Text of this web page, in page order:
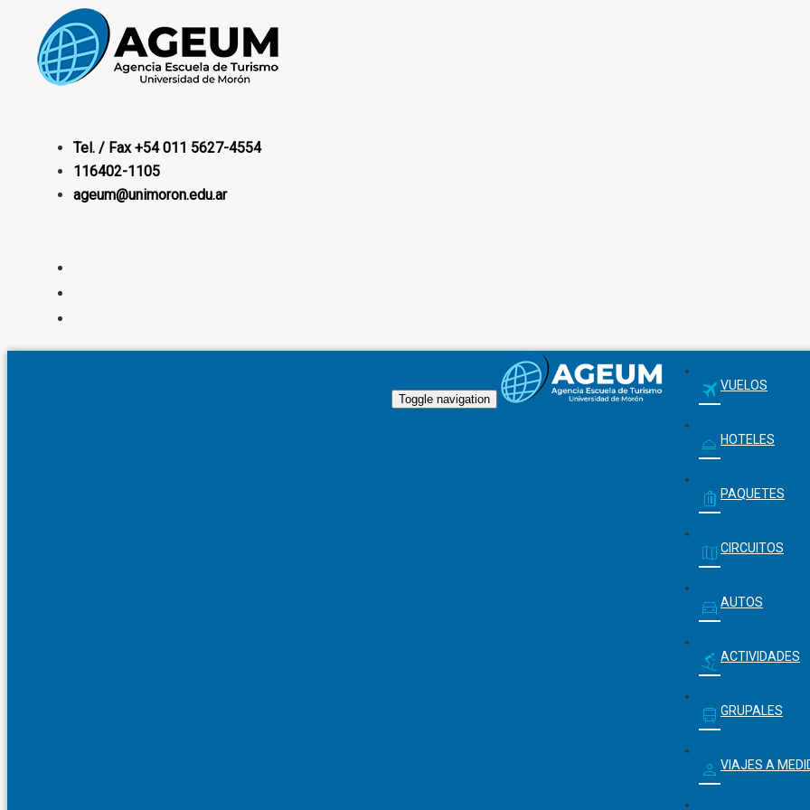
Tel. / Fax +54 011 5627-4554
116402-1105
ageum@unimoron.edu.ar
Toggle navigation
VUELOS
HOTELES
PAQUETES
CIRCUITOS
AUTOS
ACTIVIDADES
GRUPALES
VIAJES A